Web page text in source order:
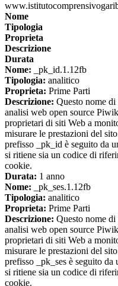
Nome
Tipologia
Proprieta
Descrizione
Durata
Nome: _pk_id.1.12fb
Tipologia: analitico
Proprieta: Prime Parti
Descrizione: Questo nome
analisi web open source
proprietari di siti Web a
misurare le prestazioni del
prefisso _pk_id è seguito da
si ritiene sia un codice di
cookie.
Durata: 1 anno
Nome: _pk_ses.1.12fb
Tipologia: analitico
Proprieta: Prime Parti
Descrizione: Questo nome
analisi web open source
proprietari di siti Web a
misurare le prestazioni del
prefisso _pk_ses è seguito da
si ritiene sia un codice di
cookie.